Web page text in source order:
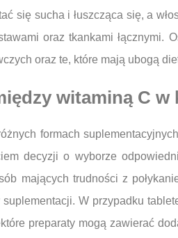
się sucha i łuszcząca się, a
oraz tkankami łącznymi.
oraz te, które mają ubogą
witaminą C
formach
decyzji o wyborze
mających trudności z
W przypadku
preparaty mogą zawierać